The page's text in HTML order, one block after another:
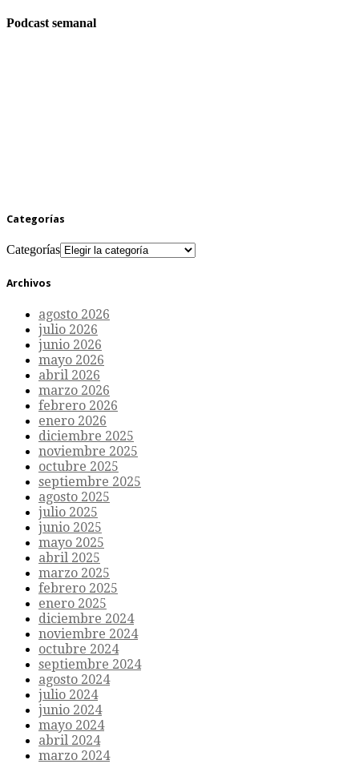
Podcast semanal
Categorías
Categorías
Archivos
agosto 2026
julio 2026
junio 2026
mayo 2026
abril 2026
marzo 2026
febrero 2026
enero 2026
diciembre 2025
noviembre 2025
octubre 2025
septiembre 2025
agosto 2025
julio 2025
junio 2025
mayo 2025
abril 2025
marzo 2025
febrero 2025
enero 2025
diciembre 2024
noviembre 2024
octubre 2024
septiembre 2024
agosto 2024
julio 2024
junio 2024
mayo 2024
abril 2024
marzo 2024